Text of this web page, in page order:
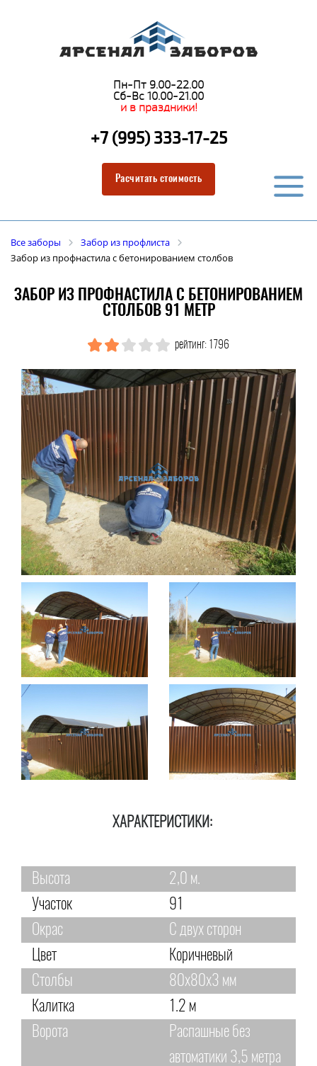
Пн-Пт 9.00-22.00
Сб-Вс 10.00-21.00
и в праздники!
+7 (995) 333-17-25
Расчитать стоимость
Все заборы
Забор из профлиста
Забор из профнастила с бетонированием столбов
ЗАБОР ИЗ ПРОФНАСТИЛА С БЕТОНИРОВАНИЕМ
СТОЛБОВ 91 МЕТР
рейтинг: 1796
ХАРАКТЕРИСТИКИ:
Высота
2,0 м.
Участок
91
Окрас
С двух сторон
Цвет
Коричневый
Столбы
80х80х3 мм
Калитка
1.2 м
Ворота
Распашные без
автоматики 3,5 метра